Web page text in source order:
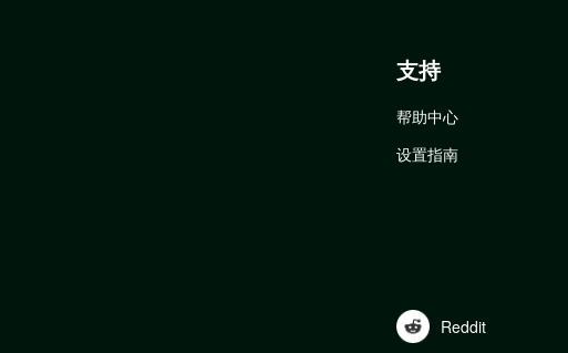
支持
帮助中心
设置指南
Reddit